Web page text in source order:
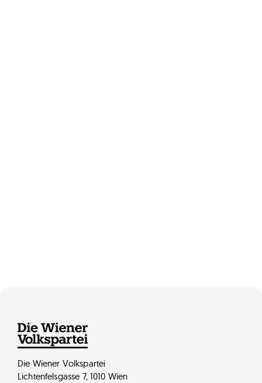
Mag. Andreas Koller
Die Wiener Volkspartei
Lichtenfelsgasse 7, 1010 Wien